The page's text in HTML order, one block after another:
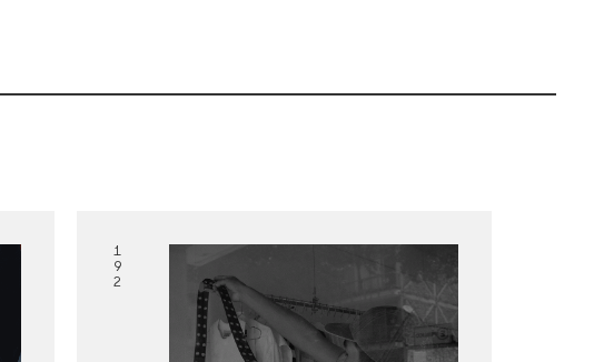
1
9
2